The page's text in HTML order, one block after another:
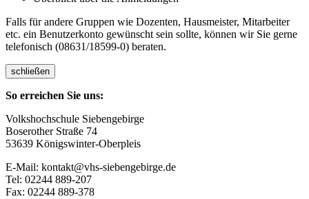
Falls für andere Gruppen wie Dozenten, Hausmeister, Mitarbeiter
etc. ein Benutzerkonto gewünscht sein sollte, können wir Sie gerne
telefonisch (08631/18599-0) beraten.
schließen
So erreichen Sie uns:
Volkshochschule Siebengebirge
Boserother Straße 74
53639 Königswinter-Oberpleis
E-Mail: kontakt@vhs-siebengebirge.de
Tel: 02244 889-207
Fax: 02244 889-378